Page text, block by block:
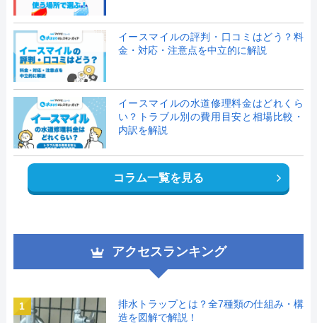
イースマイルの評判・口コミはどう？料
金・対応・注意点を中立的に解説
イースマイルの水道修理料金はどれくら
い？トラブル別の費用目安と相場比較・
内訳を解説
コラム一覧を見る
アクセスランキング
1
排水トラップとは？全7種類の仕組み・構
造を図解で解説！